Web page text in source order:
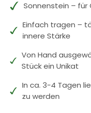
Sonnenstein – für
Einfach tragen –
innere Stärke
Von Hand
Stück ein Unikat
In ca. 3-4 Tagen
zu werden